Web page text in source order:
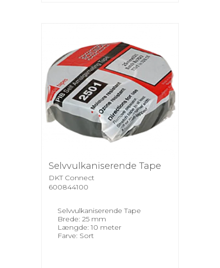
Selvvulkaniserende Tape
DKT Connect
600844100
Selvvulkaniserende Tape
Brede: 25 mm
Længde: 10 meter
Farve: Sort